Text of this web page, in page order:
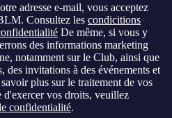
adresse e-mail, vous acceptez
Consultez les condicitions
De même, si vous y
des informations marketing
notamment sur le Club, ainsi que
des invitations à des événements et
plus sur le traitement de vos
d'exercer vos droits, veuillez
confidentialité.